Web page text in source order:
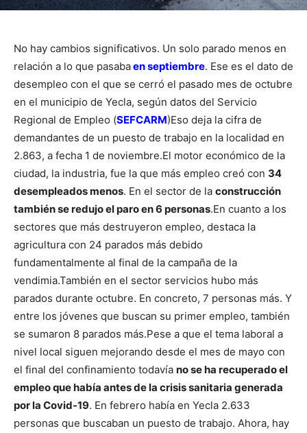
No hay cambios significativos. Un solo parado menos en
relación a lo que pasabaen septiembre. Ese es el dato de
desempleo con el que se cerró el pasado mes de octubre
en el municipio de Yecla, según datos del Servicio
Regional de Empleo (SEFCARM)Eso deja la cifra de
demandantes de un puesto de trabajo en la localidad en
2.863, a fecha 1 de noviembre.El motor económico de la
ciudad, la industria, fue la que más empleo creó con 34
desempleados menos. En el sector de la construcción
también se redujo el paro en 6 personas.En cuanto a los
sectores que más destruyeron empleo, destaca la
agricultura con 24 parados más debido
fundamentalmente al final de la campaña de la
vendimia.También en el sector servicios hubo más
parados durante octubre. En concreto, 7 personas más. Y
entre los jóvenes que buscan su primer empleo, también
se sumaron 8 parados más.Pese a que el tema laboral a
nivel local siguen mejorando desde el mes de mayo con
el final del confinamiento todavía no se ha recuperado el
empleo que había antes de la crisis sanitaria generada
por la Covid-19. En febrero había en Yecla 2.633
personas que buscaban un puesto de trabajo. Ahora, hay